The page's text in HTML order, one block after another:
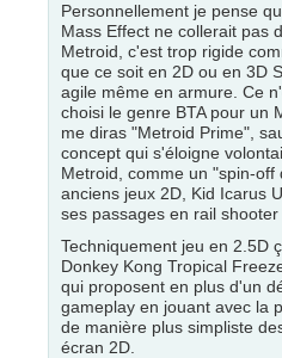
Personnellement je pense
Mass Effect ne collerait pas
Metroid, c'est trop rigide
que ce soit en 2D ou en 3D
agile même en armure. Ce
choisi le genre BTA pour un
me diras "Metroid Prime",
concept qui s'éloigne
Metroid, comme un "spin-
anciens jeux 2D, Kid Icarus
ses passages en rail shooter
Techniquement jeu en 2.5D
Donkey Kong Tropical
qui proposent en plus d'un
gameplay en jouant avec la
de manière plus simpliste
écran 2D.